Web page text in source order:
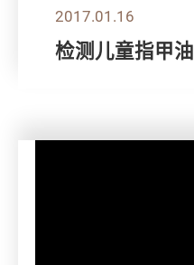
2017.01.16
检测儿童指甲油